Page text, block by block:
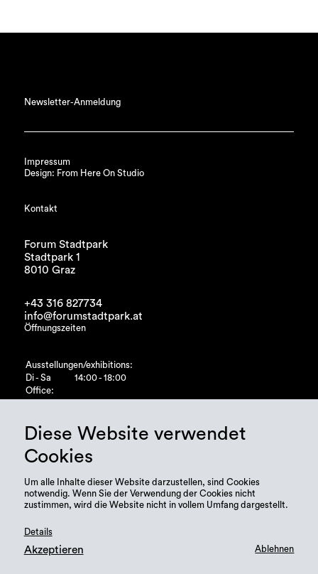
Newsletter-Anmeldung
Impressum
Design: From Here On Studio
Kontakt
Forum Stadtpark
Stadtpark 1
8010 Graz
+43 316 827734
info@forumstadtpark.at
Öffnungszeiten
Ausstellungen/exhibitions:
Di - Sa
14:00 - 18:00
Office:
Diese Website verwendet
Cookies
Um alle Inhalte dieser Website darzustellen, sind Cookies
notwendig. Wenn Sie der Verwendung der Cookies nicht
zustimmen, wird die Website nicht in vollem Umfang dargestellt.
Details
Akzeptieren Ablehnen